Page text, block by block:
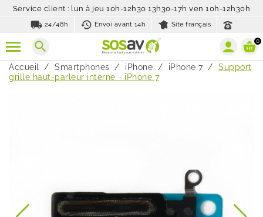
Service client : lun à jeu 10h-12h30 13h30-17h ven 10h-12h30h
local_shipping 24/48h history_toggle_off
Envoi avant 14h Site français
search 0
Accueil Smartphones iPhone iPhone 7
Support
grille haut-parleur interne - iPhone 7